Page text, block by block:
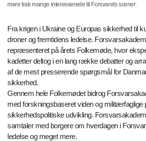
mere trak mange interesserede til Forsvarets scener.
Fra krigen i Ukraine og Europas sikkerhed til
droner og fremtidens ledelse.
repræsenteret på årets Folkemøde, hvor
kadetter deltog i en lang række debatter og
af de mest presserende spørgsmål for
sikkerhed.
Gennem hele Folkemødet bidrog
med forskningsbaseret viden og militærfaglige
sikkerhedspolitiske udvikling.
samtaler med borgere om hverdagen i
ledelse og meget mere.